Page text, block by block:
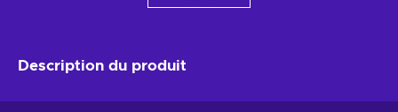
Description du produit